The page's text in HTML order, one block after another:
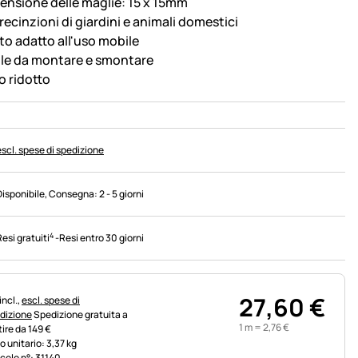
di giardini e animali domestici
adatto all'uso mobile
da montare e smontare
ridotto
spese di spedizione
, Consegna:2 - 5 giorni
gratuiti4-Resi entro 30 giorni
fiscali:
escl. spese di
Spedizione gratuita a
da 149 €
unitario: 3,37 kg
27,60€
1 m =2,76€